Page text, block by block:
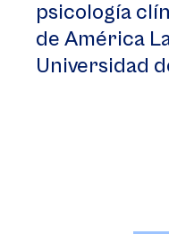
psicología
de América
Universidad